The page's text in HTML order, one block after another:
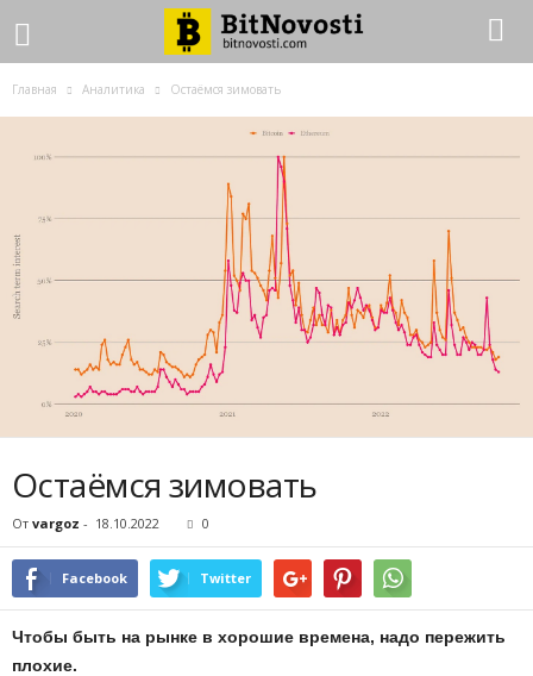
Главная Аналитика Остаёмся зимовать
Остаёмся зимовать
От vargoz - 18.10.2022 0
Facebook Twitter
Чтобы быть на рынке в хорошие времена, надо пережить
плохие.